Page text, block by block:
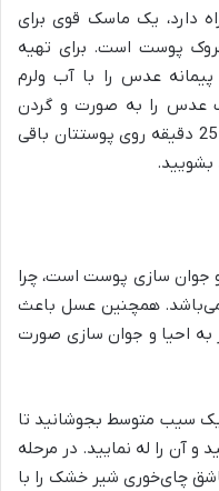
دارد، یک ماسک قوی برای
پوست است. برای تهیه
عدس را با آب ولرم
عدس را به صورت و گردن
بزنید. اجازه دهید این ماسک به مدت 25 دقیقه روی پوستتان باقی
بشویید.
جوان سازی پوست است، چرا
می‌باشد. همچنین عسل باعث
احیا و جوان سازی صورت
یک سیب متوسط بجوشانید تا
آن را له نمایید. در مرحله
چای‌خوری شیر خشک را با